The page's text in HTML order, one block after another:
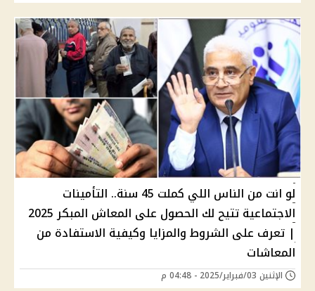
لو انت من الناس اللي كملت 45 سنة.. التأمينات
الاجتماعية تتيح لك الحصول على المعاش المبكر 2025
| تعرف على الشروط والمزايا وكيفية الاستفادة من
المعاشات
الإثنين 03/فبراير/2025 - 04:48 م